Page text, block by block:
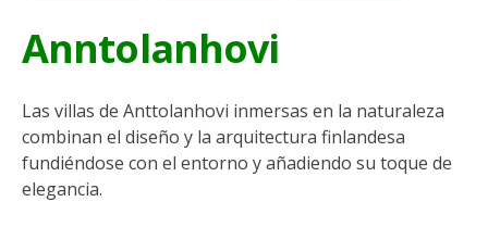
Anntolanhovi
Las villas de Anttolanhovi inmersas en la naturaleza
combinan el diseño y la arquitectura finlandesa
fundiéndose con el entorno y añadiendo su toque de
elegancia.